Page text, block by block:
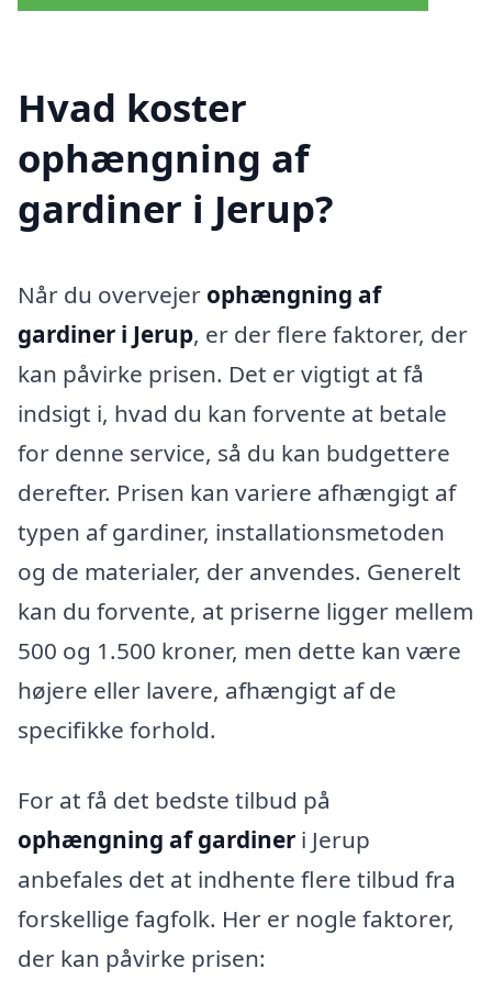
Hvad koster
ophængning af
gardiner i Jerup?
Når du overvejer ophængning af
gardiner i Jerup, er der flere faktorer, der
kan påvirke prisen. Det er vigtigt at få
indsigt i, hvad du kan forvente at betale
for denne service, så du kan budgettere
derefter. Prisen kan variere afhængigt af
typen af gardiner, installationsmetoden
og de materialer, der anvendes. Generelt
kan du forvente, at priserne ligger mellem
500 og 1.500 kroner, men dette kan være
højere eller lavere, afhængigt af de
specifikke forhold.
For at få det bedste tilbud på
ophængning af gardiner i Jerup
anbefales det at indhente flere tilbud fra
forskellige fagfolk. Her er nogle faktorer,
der kan påvirke prisen: